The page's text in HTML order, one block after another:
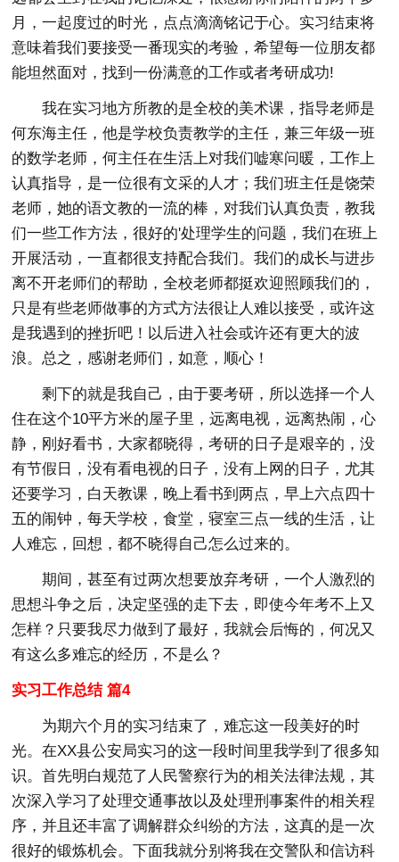
月，一起度过的时光，点点滴滴铭记于心。实习结束将
意味着我们要接受一番现实的考验，希望每一位朋友都
能坦然面对，找到一份满意的工作或者考研成功!
我在实习地方所教的是全校的美术课，指导老师是
何东海主任，他是学校负责教学的主任，兼三年级一班
的数学老师，何主任在生活上对我们嘘寒问暖，工作上
认真指导，是一位很有文采的人才；我们班主任是饶荣
老师，她的语文教的一流的棒，对我们认真负责，教我
们一些工作方法，很好的'处理学生的问题，我们在班上
开展活动，一直都很支持配合我们。我们的成长与进步
离不开老师们的帮助，全校老师都挺欢迎照顾我们的，
只是有些老师做事的方式方法很让人难以接受，或许这
是我遇到的挫折吧！以后进入社会或许还有更大的波
浪。总之，感谢老师们，如意，顺心！
剩下的就是我自己，由于要考研，所以选择一个人
住在这个10平方米的屋子里，远离电视，远离热闹，心
静，刚好看书，大家都晓得，考研的日子是艰辛的，没
有节假日，没有看电视的日子，没有上网的日子，尤其
还要学习，白天教课，晚上看书到两点，早上六点四十
五的闹钟，每天学校，食堂，寝室三点一线的生活，让
人难忘，回想，都不晓得自己怎么过来的。
期间，甚至有过两次想要放弃考研，一个人激烈的
思想斗争之后，决定坚强的走下去，即使今年考不上又
怎样？只要我尽力做到了最好，我就会后悔的，何况又
有这么多难忘的经历，不是么？
实习工作总结 篇4
为期六个月的实习结束了，难忘这一段美好的时
光。在XX县公安局实习的这一段时间里我学到了很多知
识。首先明白规范了人民警察行为的相关法律法规，其
次深入学习了处理交通事故以及处理刑事案件的相关程
序，并且还丰富了调解群众纠纷的方法，这真的是一次
很好的锻炼机会。下面我就分别将我在交警队和信访科